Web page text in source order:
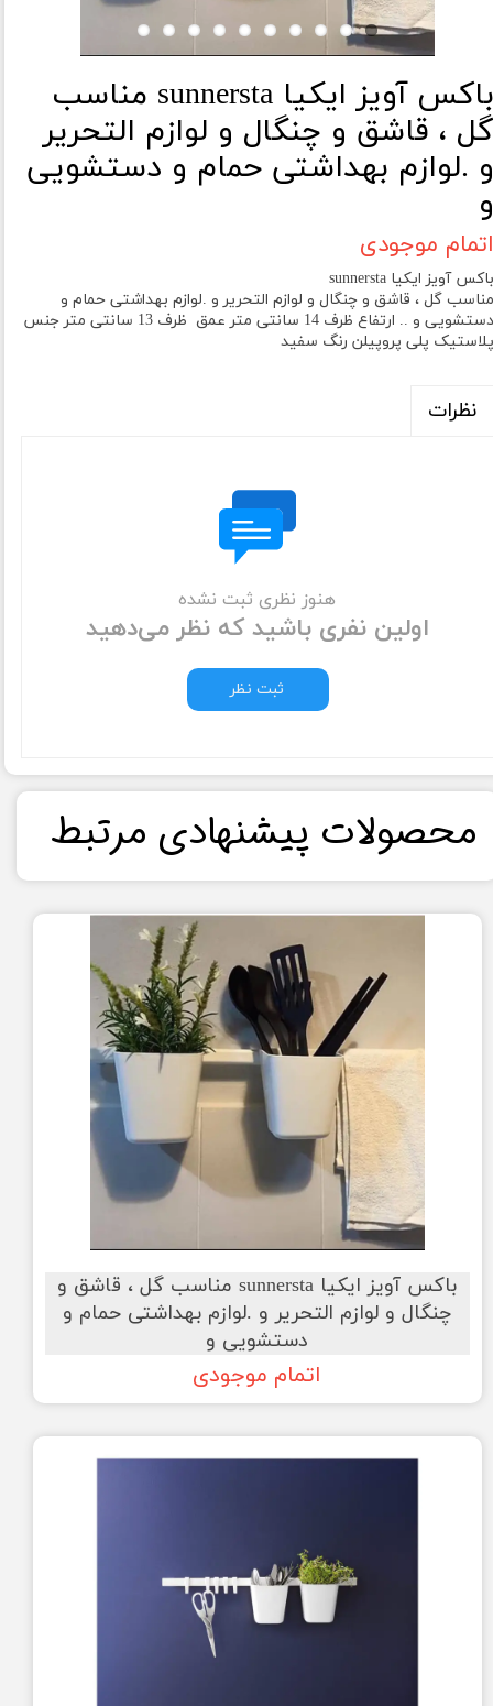
باکس آویز ایکیا sunnersta مناسب
گل ، قاشق و چنگال و لوازم التحریر
و .لوازم بهداشتی حمام و دستشویی
و
اتمام موجودی
باکس آویز ایکیا sunnersta
مناسب گل ، قاشق و چنگال و لوازم التحریر و .لوازم بهداشتی حمام و
دستشویی و .. ارتفاع ظرف 14 سانتی متر عمق ظرف 13 سانتی متر جنس
پلاستیک پلی پروپیلن رنگ سفید
نظرات
هنوز نظری ثبت نشده
اولین نفری باشید که نظر می‌دهید
ثبت نظر
باکس آویز ایکیا sunnersta مناسب گل ، قاشق و
چنگال و لوازم التحریر و .لوازم بهداشتی حمام و
دستشویی و
اتمام موجودی
​محصولات پیشنهادی مرتبط​​​​​​​